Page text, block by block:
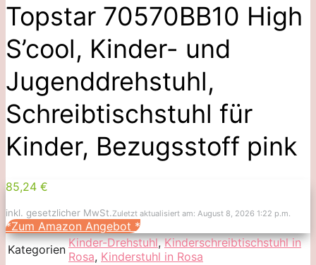
Topstar 70570BB10 High
S’cool, Kinder- und
Jugenddrehstuhl,
Schreibtischstuhl für
Kinder, Bezugsstoff pink
85,24 €
inkl. gesetzlicher MwSt.Zuletzt aktualisiert am: August 8, 2026 1:22 p.m.
*Zum Amazon Angebot *
Kategorien Kinder-Drehstuhl,Kinderschreibtischstuhl in
Rosa, Kinderstuhl in Rosa